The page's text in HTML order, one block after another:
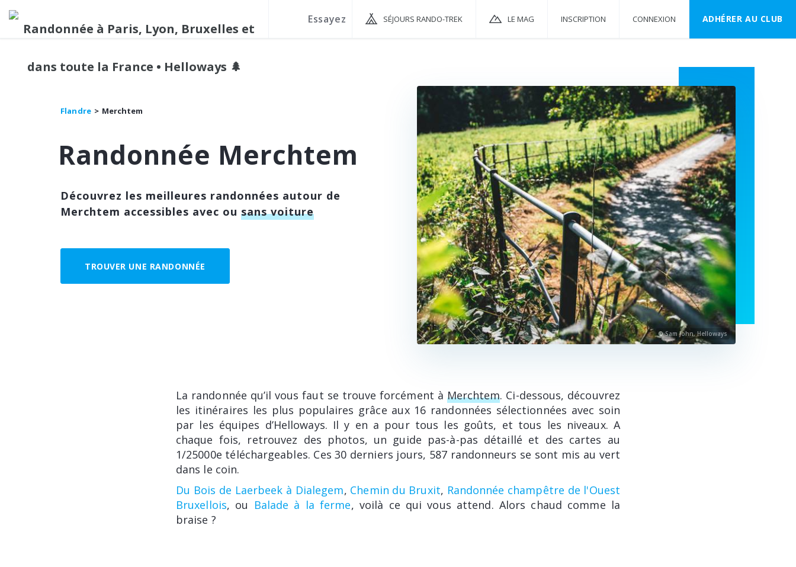
SÉJOURS RANDO-TREK LE MAG INSCRIPTION CONNEXION ADHÉRER AU CLUB
Flandre Merchtem
Randonnée Merchtem
Découvrez les meilleures randonnées autour de
Merchtem accessibles avec ou sans voiture
TROUVER UNE RANDONNÉE
© Sam John, Helloways
La randonnée qu’il vous faut se trouve forcément à Merchtem. Ci-dessous, découvrez
les itinéraires les plus populaires grâce aux 16 randonnées sélectionnées avec soin
par les équipes d’Helloways. Il y en a pour tous les goûts, et tous les niveaux. A
chaque fois, retrouvez des photos, un guide pas-à-pas détaillé et des cartes au
1/25000e téléchargeables. Ces 30 derniers jours, 587 randonneurs se sont mis au vert
dans le coin.
Du Bois de Laerbeek à Dialegem, Chemin du Bruxit, Randonnée champêtre de l'Ouest
Bruxellois, ou Balade à la ferme, voilà ce qui vous attend. Alors chaud comme la
braise ?